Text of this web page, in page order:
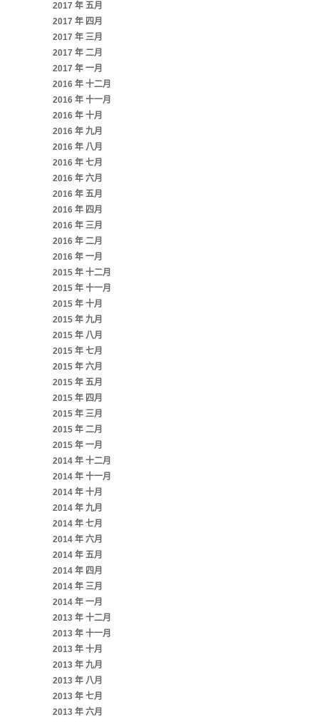
2017 年 五月
2017 年 四月
2017 年 三月
2017 年 二月
2017 年 一月
2016 年 十二月
2016 年 十一月
2016 年 十月
2016 年 九月
2016 年 八月
2016 年 七月
2016 年 六月
2016 年 五月
2016 年 四月
2016 年 三月
2016 年 二月
2016 年 一月
2015 年 十二月
2015 年 十一月
2015 年 十月
2015 年 九月
2015 年 八月
2015 年 七月
2015 年 六月
2015 年 五月
2015 年 四月
2015 年 三月
2015 年 二月
2015 年 一月
2014 年 十二月
2014 年 十一月
2014 年 十月
2014 年 九月
2014 年 七月
2014 年 六月
2014 年 五月
2014 年 四月
2014 年 三月
2014 年 一月
2013 年 十二月
2013 年 十一月
2013 年 十月
2013 年 九月
2013 年 八月
2013 年 七月
2013 年 六月